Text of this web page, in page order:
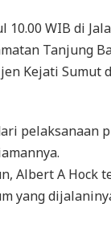
WIB di
Tanjung
Kejati Sumut
pelaksanaan
Albert A Hock
yang